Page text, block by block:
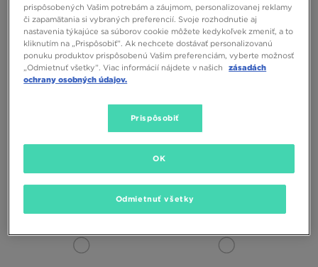
175,00 €
prispôsobených Vašim potrebám a záujmom, personalizovanej reklamy
či zapamätania si vybraných preferencií. Svoje rozhodnutie aj
nastavenia týkajúce sa súborov cookie môžete kedykoľvek zmeniť, a to
kliknutím na „Prispôsobiť”. Ak nechcete dostávať personalizovanú
ponuku produktov prispôsobenú Vašim preferenciám, vyberte možnosť
„Odmietnuť všetky”. Viac informácií nájdete v našich
zásadách
ochrany osobných údajov.
Prispôsobiť
Odmietnuť všetky
OK